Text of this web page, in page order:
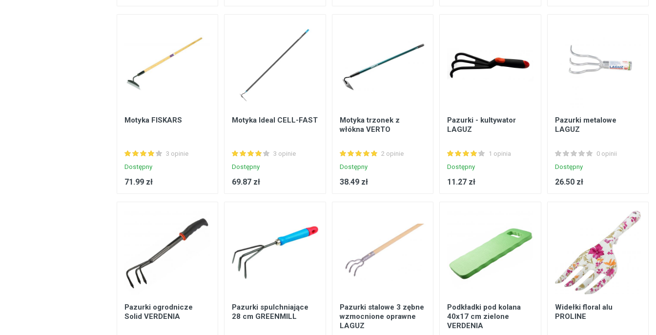
Motyka FISKARS
3 opinie
Dostępny
71.99 zł
Motyka Ideal CELL-FAST
3 opinie
Dostępny
69.87 zł
Motyka trzonek z
włókna VERTO
2 opinie
Dostępny
38.49 zł
Pazurki - kultywator
LAGUZ
1 opinia
Dostępny
11.27 zł
Pazurki metalowe
LAGUZ
0 opinii
Dostępny
26.50 zł
Pazurki ogrodnicze
Solid VERDENIA
Pazurki spulchniające
28 cm GREENMILL
Pazurki stalowe 3 zębne
wzmocnione oprawne
LAGUZ
Podkładki pod kolana
40x17 cm zielone
VERDENIA
Widełki floral alu
PROLINE